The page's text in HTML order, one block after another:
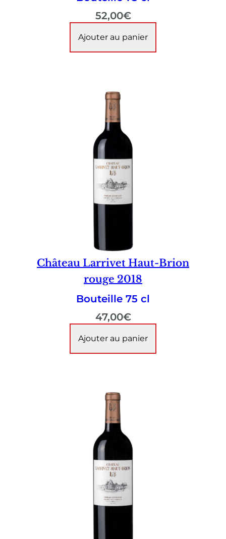
52,00€
Ajouter au panier
Château Larrivet Haut-Brion
rouge 2018
Bouteille 75 cl
47,00€
Ajouter au panier